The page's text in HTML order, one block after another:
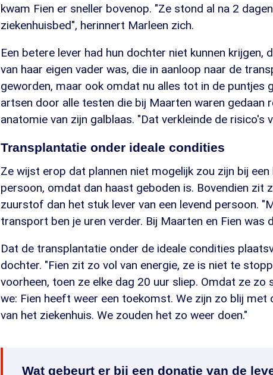
kwam Fien er sneller bovenop. "Ze stond al na 2
ziekenhuisbed", herinnert Marleen zich.
Een betere lever had hun dochter niet kunnen krijgen,
van haar eigen vader was, die in aanloop naar de
geworden, maar ook omdat nu alles tot in de puntjes
artsen door alle testen die bij Maarten waren gedaan
anatomie van zijn galblaas. "Dat verkleinde de risico's
Transplantatie onder ideale condities
Ze wijst erop dat plannen niet mogelijk zou zijn bij een
persoon, omdat dan haast geboden is. Bovendien zit
zuurstof dan het stuk lever van een levend persoon.
transport ben je uren verder. Bij Maarten en Fien was
Dat de transplantatie onder de ideale condities
dochter. "Fien zit zo vol van energie, ze is niet te
voorheen, toen ze elke dag 20 uur sliep. Omdat ze zo
we: Fien heeft weer een toekomst. We zijn zo blij met
van het ziekenhuis. We zouden het zo weer doen."
Wat gebeurt er bij een donatie van de